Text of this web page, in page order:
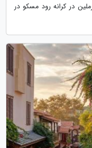
در کرانه رود مسکو در